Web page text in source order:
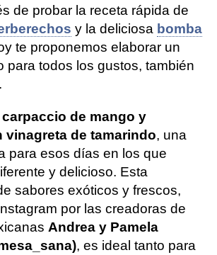
de probar la receta rápida de
y la deliciosa bomba
te proponemos elaborar un
para todos los gustos, también
carpaccio de mango y
vinagreta de tamarindo, una
para esos días en los que
y delicioso. Esta
sabores exóticos y frescos,
por las creadoras de
Andrea y Pamela
, es ideal tanto para